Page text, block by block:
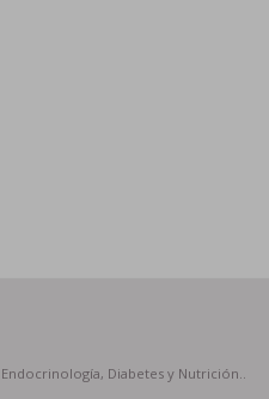
Diabetes y Nutrición..